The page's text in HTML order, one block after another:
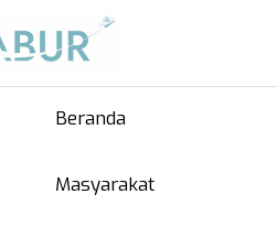
Beranda
Masyarakat